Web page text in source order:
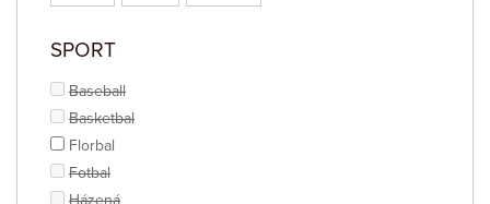
SPORT
Baseball
Basketbal
Florbal
Fotbal
Házená